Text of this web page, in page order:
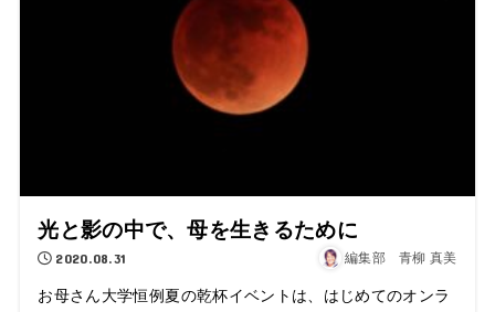
光と影の中で、母を生きるために
2020.08.31 編集部 青柳 真美
お母さん大学恒例夏の乾杯イベントは、はじめてのオンラ